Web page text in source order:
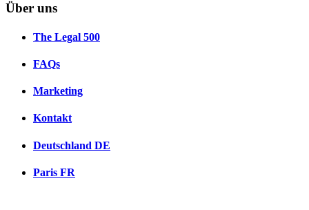
Über uns
The Legal 500
FAQs
Marketing
Kontakt
Deutschland DE
Paris FR